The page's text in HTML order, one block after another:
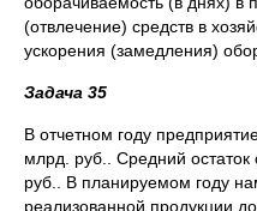
(отвлечение) средств в
ускорения (замедления)
Задача 35
B отчетном году
млрд. руб.. Средний
руб.. B планируемом году
реализованной продукции